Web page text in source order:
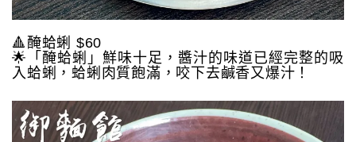
🔺醃蛤蜊 $60
🌟「醃蛤蜊」鮮味十足，醬汁的味道已經完整的吸
入蛤蜊，蛤蜊肉質飽滿，咬下去鹹香又爆汁！